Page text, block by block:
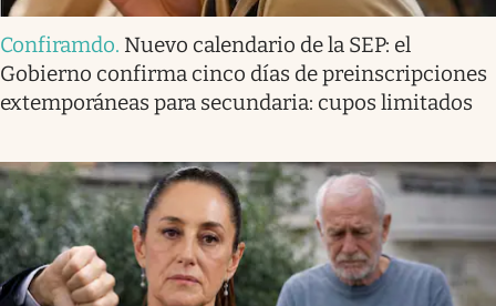
Confiramdo. Nuevo calendario de la SEP: el
Gobierno confirma cinco días de preinscripciones
extemporáneas para secundaria: cupos limitados